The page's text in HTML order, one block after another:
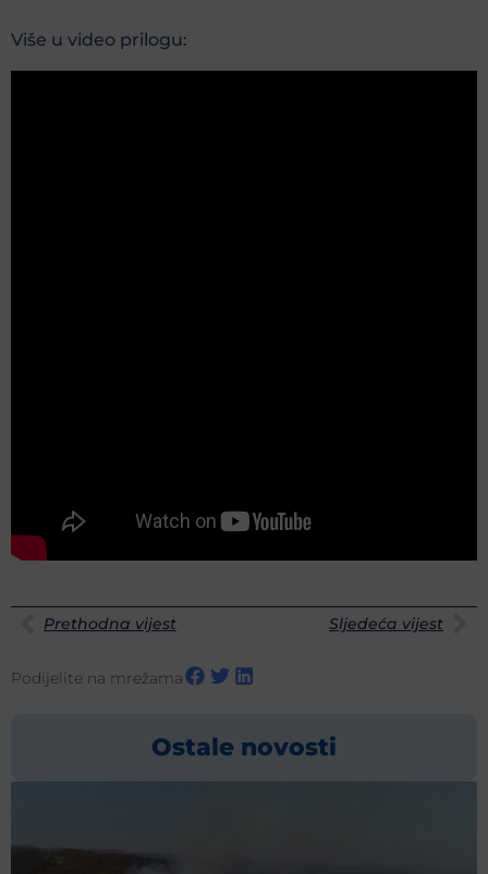
Više u video prilogu:
Prethodna vijest Sljedeća vijest
Podijelite na mrežama
Ostale novosti